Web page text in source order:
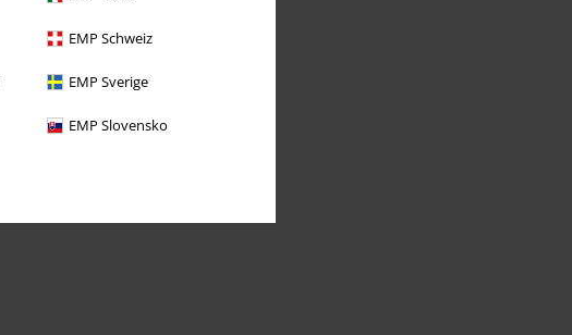
EMP Schweiz
EMP Sverige
EMP Slovensko